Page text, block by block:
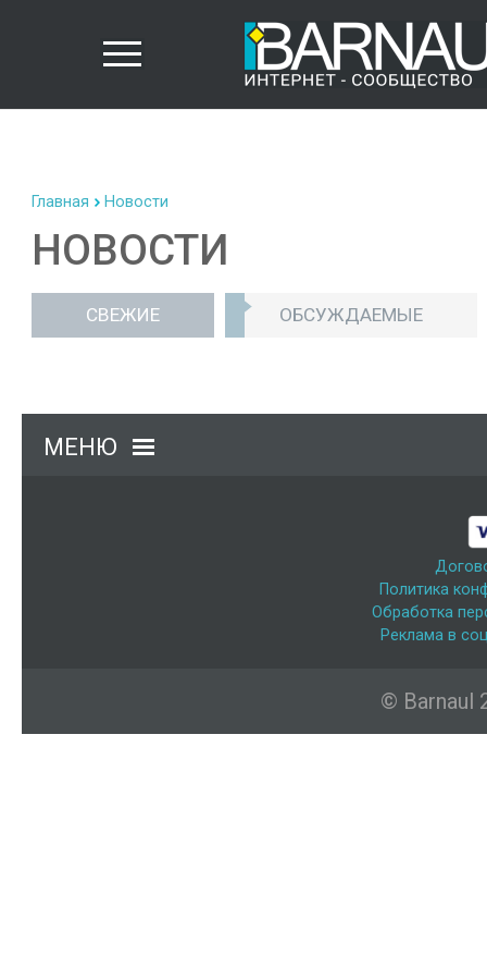
Главная Новости
НОВОСТИ
СВЕЖИЕ ОБСУЖДАЕМЫЕ
МЕНЮ
Политика
Обработка
Реклама в
© Barnaul